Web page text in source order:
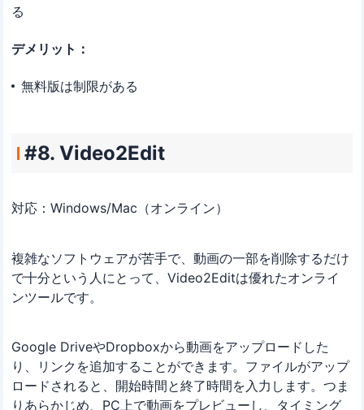
る
デメリット：
無料版は制限がある
#8. Video2Edit
対応：Windows/Mac（オンライン）
複雑なソフトウェアが苦手で、動画の一部を削除するだけ
で十分という人にとって、Video2Editは優れたオンライ
ンツールです。
Google DriveやDropboxから動画をアップロードした
り、リンクを追加することができます。ファイルがアップ
ロードされると、開始時間と終了時間を入力します。つま
りあらかじめ、PC上で動画をプレビューし、タイミング